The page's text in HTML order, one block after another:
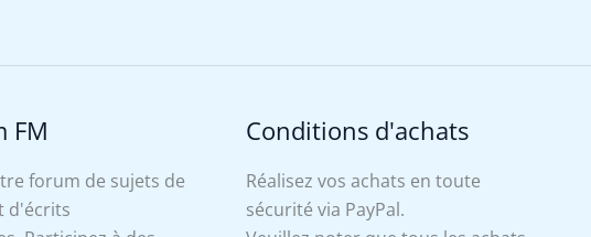
FM
forum de sujets de
d'écrits
Conditions d'achats
Réalisez vos achats en toute
sécurité via PayPal.